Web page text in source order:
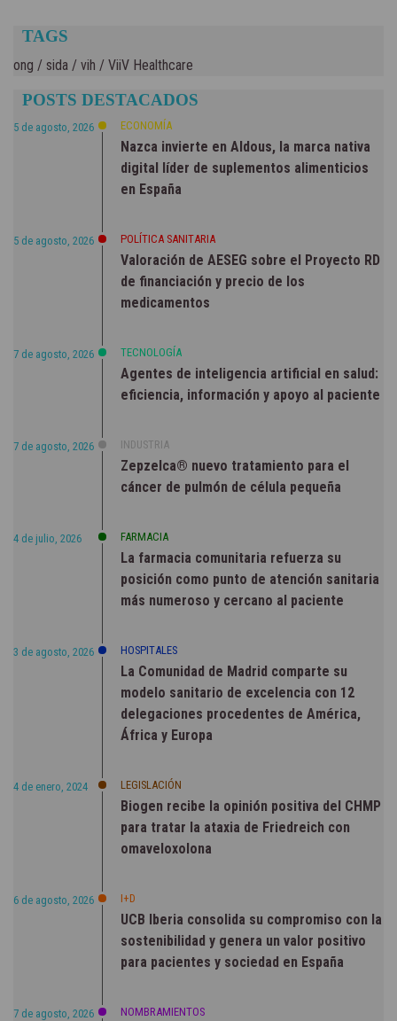
TAGS
ong / sida / vih / ViiV Healthcare
POSTS DESTACADOS
5 de agosto, 2026 ECONOMÍA
Nazca invierte en Aldous, la marca nativa
digital líder de suplementos alimenticios
en España
5 de agosto, 2026 POLÍTICA SANITARIA
Valoración de AESEG sobre el Proyecto RD
de financiación y precio de los
medicamentos
7 de agosto, 2026 TECNOLOGÍA
Agentes de inteligencia artificial en salud:
eficiencia, información y apoyo al paciente
7 de agosto, 2026 INDUSTRIA
Zepzelca® nuevo tratamiento para el
cáncer de pulmón de célula pequeña
4 de julio, 2026 FARMACIA
La farmacia comunitaria refuerza su
posición como punto de atención sanitaria
más numeroso y cercano al paciente
3 de agosto, 2026 HOSPITALES
La Comunidad de Madrid comparte su
modelo sanitario de excelencia con 12
delegaciones procedentes de América,
África y Europa
4 de enero, 2024 LEGISLACIÓN
Biogen recibe la opinión positiva del CHMP
para tratar la ataxia de Friedreich con
omaveloxolona
6 de agosto, 2026 I+D
UCB Iberia consolida su compromiso con la
sostenibilidad y genera un valor positivo
para pacientes y sociedad en España
7 de agosto, 2026 NOMBRAMIENTOS